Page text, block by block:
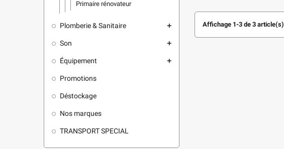
Primaire rénovateur
Plomberie & Sanitaire add
Son add
Équipement add
Promotions
Déstockage
Nos marques
TRANSPORT SPECIAL
Affichage 1-3 de 3 article(s)